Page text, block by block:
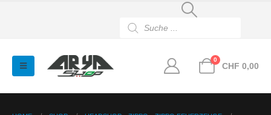
search
0
CHF 0,00